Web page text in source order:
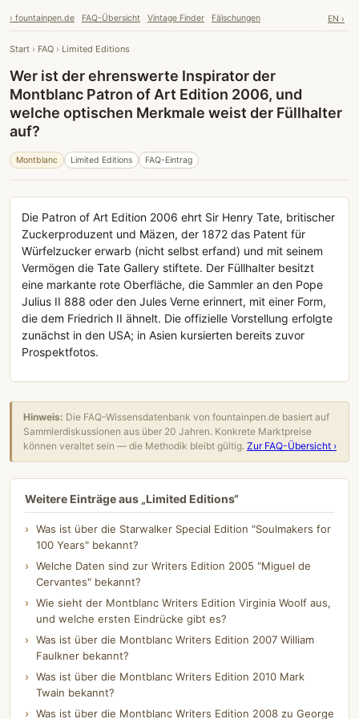
› fountainpen.de FAQ-Übersicht Vintage Finder Fälschungen EN ›
Start › FAQ › Limited Editions
Wer ist der ehrenswerte Inspirator der
Montblanc Patron of Art Edition 2006, und
welche optischen Merkmale weist der Füllhalter
auf?
Montblanc Limited Editions FAQ-Eintrag
Die Patron of Art Edition 2006 ehrt Sir Henry Tate, britischer
Zuckerproduzent und Mäzen, der 1872 das Patent für
Würfelzucker erwarb (nicht selbst erfand) und mit seinem
Vermögen die Tate Gallery stiftete. Der Füllhalter besitzt
eine markante rote Oberfläche, die Sammler an den Pope
Julius II 888 oder den Jules Verne erinnert, mit einer Form,
die dem Friedrich II ähnelt. Die offizielle Vorstellung erfolgte
zunächst in den USA; in Asien kursierten bereits zuvor
Prospektfotos.
Hinweis: Die FAQ-Wissensdatenbank von fountainpen.de basiert auf
Sammlerdiskussionen aus über 20 Jahren. Konkrete Marktpreise
können veraltet sein — die Methodik bleibt gültig. Zur FAQ-Übersicht ›
Weitere Einträge aus „Limited Editions“
Was ist über die Starwalker Special Edition "Soulmakers for
100 Years" bekannt?
Welche Daten sind zur Writers Edition 2005 "Miguel de
Cervantes" bekannt?
Wie sieht der Montblanc Writers Edition Virginia Woolf aus,
und welche ersten Eindrücke gibt es?
Was ist über die Montblanc Writers Edition 2007 William
Faulkner bekannt?
Was ist über die Montblanc Writers Edition 2010 Mark
Twain bekannt?
Was ist über die Montblanc Writers Edition 2008 zu George